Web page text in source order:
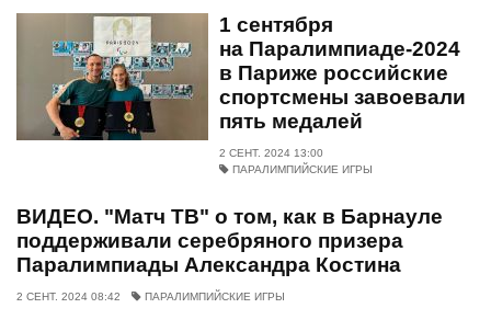
1 сентября
на Паралимпиаде‑2024
в Париже российские
спортсмены завоевали
пять медалей
2 СЕНТ. 2024 13:00
ПАРАЛИМПИЙСКИЕ ИГРЫ
ВИДЕО. "Матч ТВ" о том, как в Барнауле
поддерживали серебряного призера
Паралимпиады Александра Костина
2 СЕНТ. 2024 08:42 ПАРАЛИМПИЙСКИЕ ИГРЫ